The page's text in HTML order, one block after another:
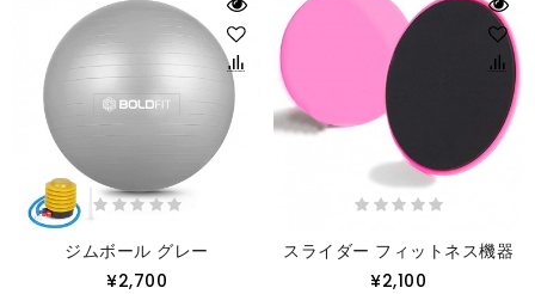
ジムボール グレー
¥2,700
スライダー フィットネス機器
¥2,100